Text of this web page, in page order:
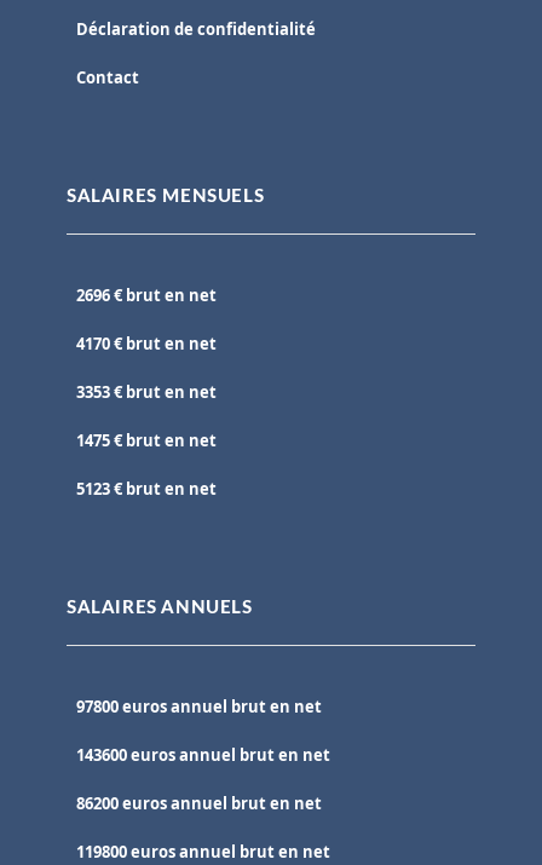
Déclaration de confidentialité
Contact
SALAIRES MENSUELS
2696 € brut en net
4170 € brut en net
3353 € brut en net
1475 € brut en net
5123 € brut en net
SALAIRES ANNUELS
97800 euros annuel brut en net
143600 euros annuel brut en net
86200 euros annuel brut en net
119800 euros annuel brut en net